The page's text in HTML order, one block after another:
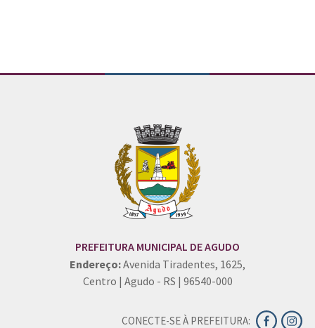
PREFEITURA MUNICIPAL DE AGUDO
Endereço:Avenida Tiradentes, 1625,
Centro | Agudo - RS | 96540-000
CONECTE-SE À PREFEITURA: